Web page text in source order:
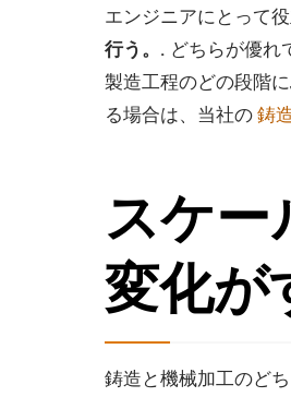
エンジニアにとって
行う。. どちらが優れ
製造工程のどの段階
る場合は、当社の鋳
スケー
変化が
鋳造と機械加工のど